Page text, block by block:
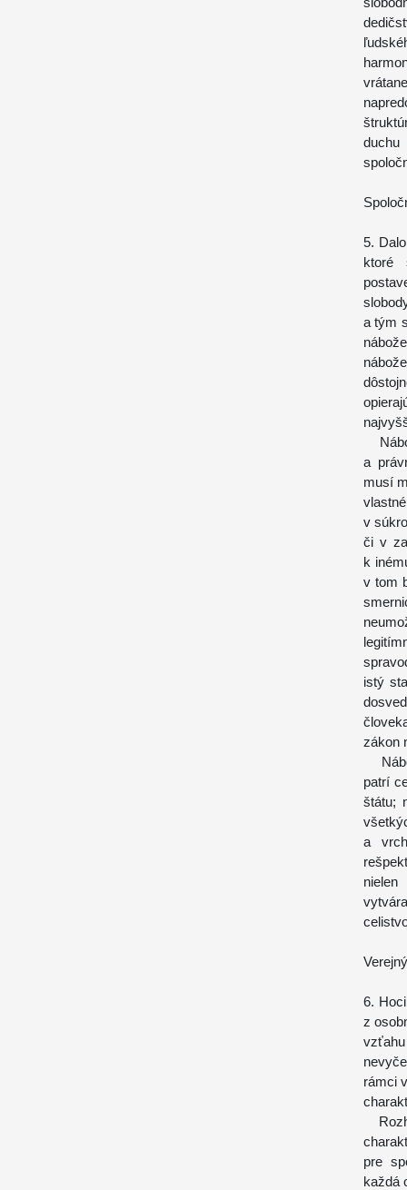
5.
ktoré
a tým
a
musí
v
či v
k
v tom
istý
zákon
patrí
štátu;
a
6.
z
rámci
pre
každá